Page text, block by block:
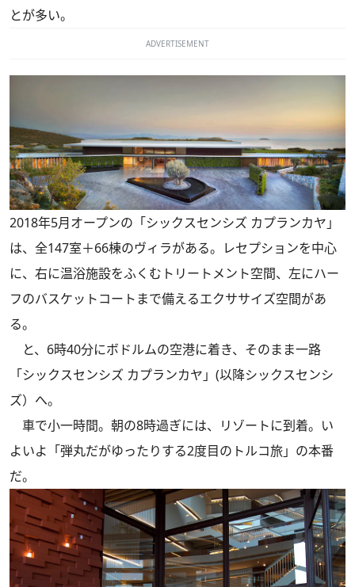
とが多い。
ADVERTISEMENT
2018年5月オープンの「シックスセンシズ カプランカヤ」
は、全147室＋66棟のヴィラがある。レセプションを中心
に、右に温浴施設をふくむトリートメント空間、左にハー
フのバスケットコートまで備えるエクササイズ空間があ
る。
と、6時40分にボドルムの空港に着き、そのまま一路
「シックスセンシズ カプランカヤ」(以降シックスセンシ
ズ）へ。
車で小一時間。朝の8時過ぎには、リゾートに到着。い
よいよ「弾丸だがゆったりする2度目のトルコ旅」の本番
だ。